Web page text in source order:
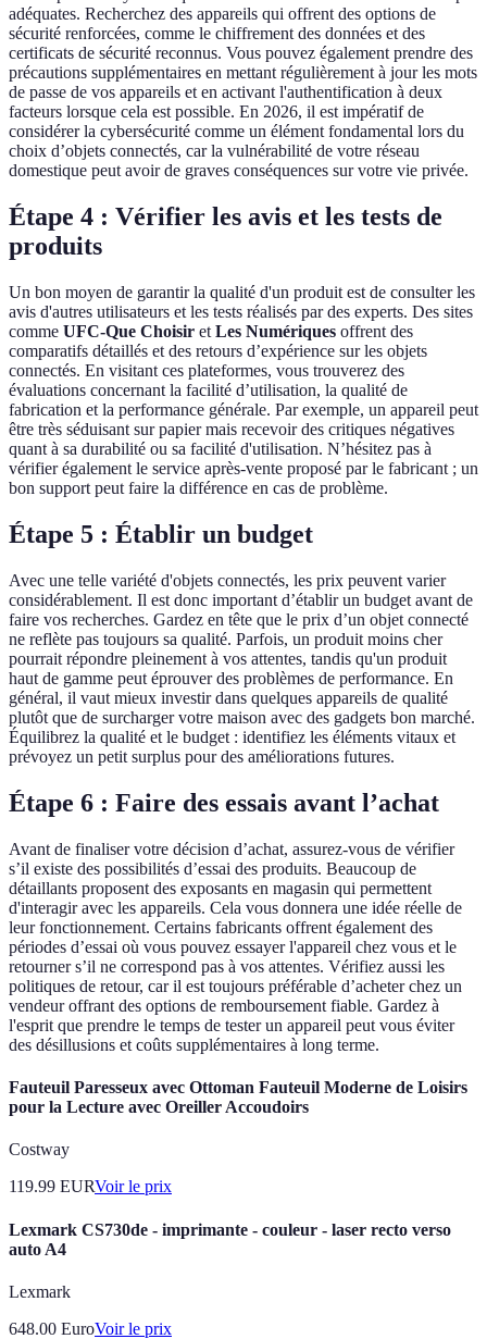
adéquates. Recherchez des appareils qui offrent des options de
sécurité renforcées, comme le chiffrement des données et des
certificats de sécurité reconnus. Vous pouvez également prendre des
précautions supplémentaires en mettant régulièrement à jour les mots
de passe de vos appareils et en activant l'authentification à deux
facteurs lorsque cela est possible. En 2026, il est impératif de
considérer la cybersécurité comme un élément fondamental lors du
choix d’objets connectés, car la vulnérabilité de votre réseau
domestique peut avoir de graves conséquences sur votre vie privée.
Étape 4 : Vérifier les avis et les tests de
produits
Un bon moyen de garantir la qualité d'un produit est de consulter les
avis d'autres utilisateurs et les tests réalisés par des experts. Des sites
comme UFC-Que Choisir et Les Numériques offrent des
comparatifs détaillés et des retours d’expérience sur les objets
connectés. En visitant ces plateformes, vous trouverez des
évaluations concernant la facilité d’utilisation, la qualité de
fabrication et la performance générale. Par exemple, un appareil peut
être très séduisant sur papier mais recevoir des critiques négatives
quant à sa durabilité ou sa facilité d'utilisation. N’hésitez pas à
vérifier également le service après-vente proposé par le fabricant ; un
bon support peut faire la différence en cas de problème.
Étape 5 : Établir un budget
Avec une telle variété d'objets connectés, les prix peuvent varier
considérablement. Il est donc important d’établir un budget avant de
faire vos recherches. Gardez en tête que le prix d’un objet connecté
ne reflète pas toujours sa qualité. Parfois, un produit moins cher
pourrait répondre pleinement à vos attentes, tandis qu'un produit
haut de gamme peut éprouver des problèmes de performance. En
général, il vaut mieux investir dans quelques appareils de qualité
plutôt que de surcharger votre maison avec des gadgets bon marché.
Équilibrez la qualité et le budget : identifiez les éléments vitaux et
prévoyez un petit surplus pour des améliorations futures.
Étape 6 : Faire des essais avant l’achat
Avant de finaliser votre décision d’achat, assurez-vous de vérifier
s’il existe des possibilités d’essai des produits. Beaucoup de
détaillants proposent des exposants en magasin qui permettent
d'interagir avec les appareils. Cela vous donnera une idée réelle de
leur fonctionnement. Certains fabricants offrent également des
périodes d’essai où vous pouvez essayer l'appareil chez vous et le
retourner s’il ne correspond pas à vos attentes. Vérifiez aussi les
politiques de retour, car il est toujours préférable d’acheter chez un
vendeur offrant des options de remboursement fiable. Gardez à
l'esprit que prendre le temps de tester un appareil peut vous éviter
des désillusions et coûts supplémentaires à long terme.
Fauteuil Paresseux avec Ottoman Fauteuil Moderne de Loisirs
pour la Lecture avec Oreiller Accoudoirs
Costway
119.99 EURVoir le prix
Lexmark CS730de - imprimante - couleur - laser recto verso
auto A4
Lexmark
648.00 EuroVoir le prix